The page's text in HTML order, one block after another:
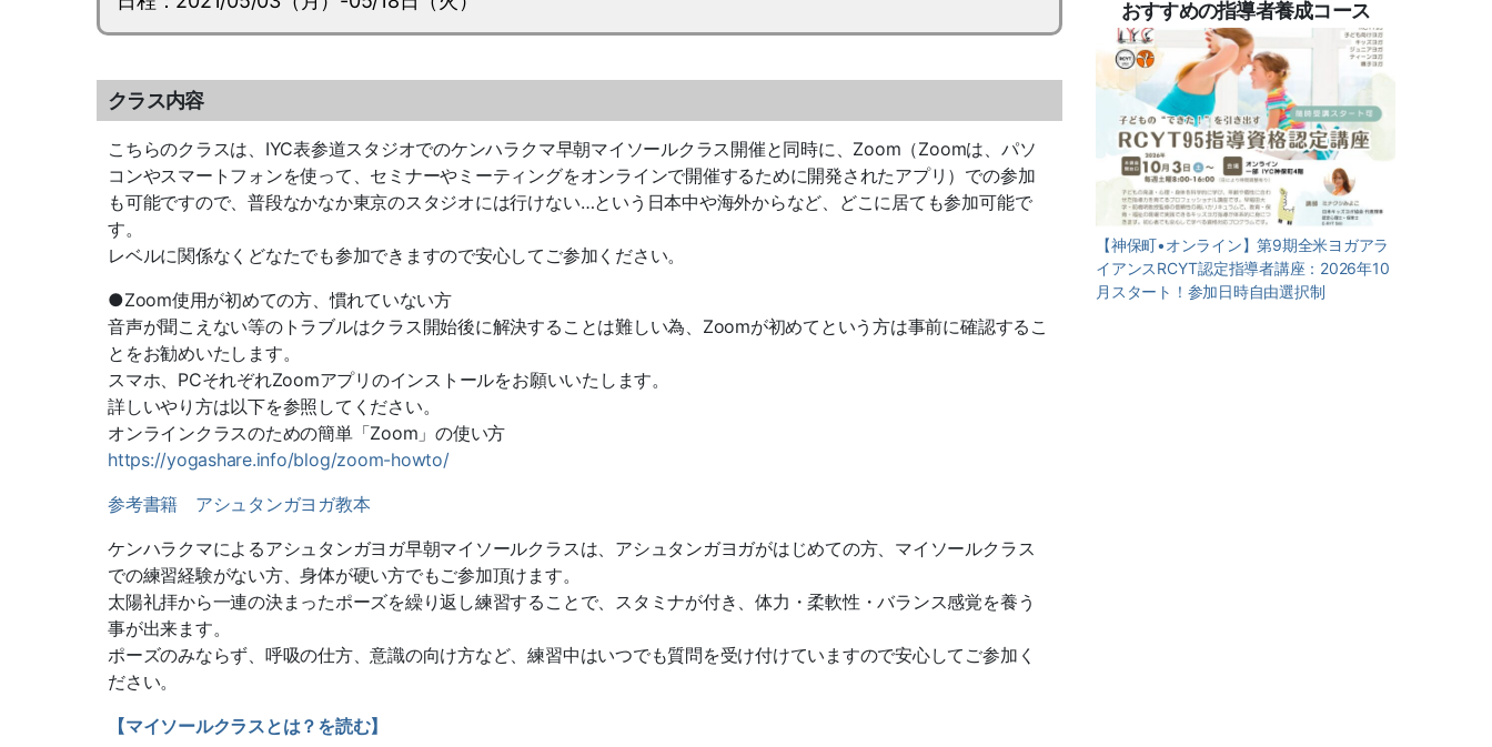
クラス内容
こちらのクラスは、IYC表参道スタジオでのケンハラクマ早朝マイソールクラス開催と同時に、Zoom（Zoomは、パソ
コンやスマートフォンを使って、セミナーやミーティングをオンラインで開催するために開発されたアプリ）での参加
も可能ですので、普段なかなか東京のスタジオには行けない…という日本中や海外からなど、どこに居ても参加可能で
す。
レベルに関係なくどなたでも参加できますので安心してご参加ください。
●Zoom使用が初めての方、慣れていない方
音声が聞こえない等のトラブルはクラス開始後に解決することは難しい為、 Zoomが初めてという方は事前に確認するこ
とをお勧めいたしま す。
スマホ、PCそれぞれZoomアプリのインストールをお願いいたします。
詳しいやり方は以下を参照してください。
オンラインクラスのための簡単「Zoom」の使い方
https://yogashare.info/blog/zoom-howto/
参考書籍 アシュタンガヨガ教本
ケンハラクマによるアシュタンガヨガ早朝マイソールクラスは、アシュタンガヨガがはじめての方、マイソールクラス
での練習経験がない方、身体が硬い方でもご参加頂けます。
太陽礼拝から一連の決まったポーズを繰り返し練習することで、スタミナが付き、体力・柔軟性・バランス感覚を養う
事が出来ます。
ポーズのみならず、呼吸の仕方、意識の向け方など、練習中はいつでも質問を受け付けていますので安心してご参加く
ださい。
【マイソールクラスとは？を読む】
おすすめの指導者養成コース
【神保町•オンライン】第9期全米ヨガアラ
イアンスRCYT認定指導者講座：2026年10
月スタート！参加日時自由選択制